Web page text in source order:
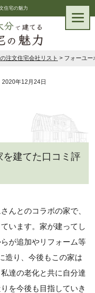
住宅の魅力
注文住宅会社リスト > フォーユー
2020年12月24日
を建てた口コミ評
んとのコラボの家で、
います。家が建ってし
が追加やリフォーム等
造り、今後もこの家は
達の老化と共に自分達
を今後も目指していき